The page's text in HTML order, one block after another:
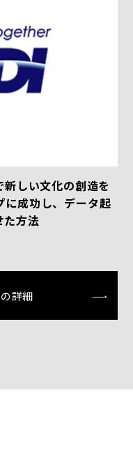
しい文化の創造を
に成功し、データ起
た方法
詳細